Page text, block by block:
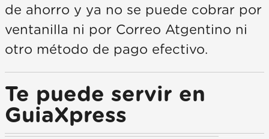
de ahorro y ya no se puede cobrar por
ventanilla ni por Correo Atgentino ni
otro método de pago efectivo.
Te puede servir en
GuiaXpress